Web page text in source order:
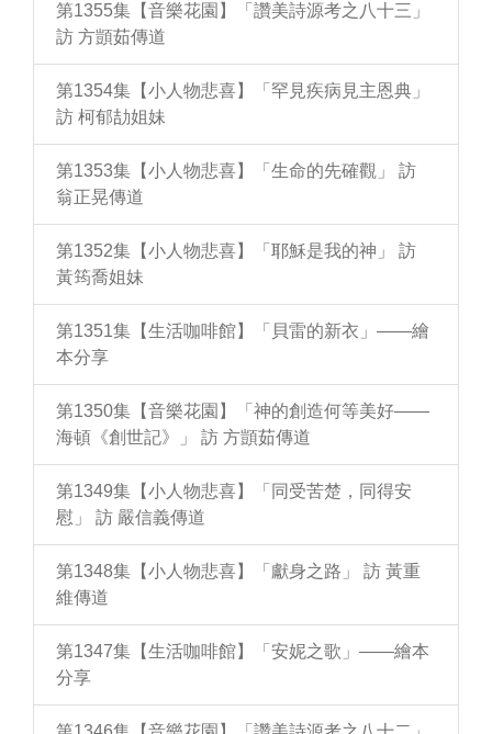
第1355集【音樂花園】「讚美詩源考之八十三」
訪 方顗茹傳道
第1354集【小人物悲喜】「罕見疾病見主恩典」
訪 柯郁劼姐妹
第1353集【小人物悲喜】「生命的先確觀」 訪
翁正晃傳道
第1352集【小人物悲喜】「耶穌是我的神」 訪
黃筠喬姐妹
第1351集【生活咖啡館】「貝雷的新衣」——繪
本分享
第1350集【音樂花園】「神的創造何等美好——
海頓《創世記》」 訪 方顗茹傳道
第1349集【小人物悲喜】「同受苦楚，同得安
慰」 訪 嚴信義傳道
第1348集【小人物悲喜】「獻身之路」 訪 黃重
維傳道
第1347集【生活咖啡館】「安妮之歌」——繪本
分享